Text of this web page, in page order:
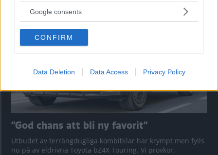
not limited to your visit or usage behaviour. You may click to
use your data for below specified purposes in below Google
consent section.
Google consents
CONFIRM
Data Deletion Data Access Privacy Policy
”God chans att bli ny favorit”
Utbudet av terrängdugliga kombibilar har krympt men fylls
nu på av eldrivna Toyota bZ4X Touring. Vi provkör.